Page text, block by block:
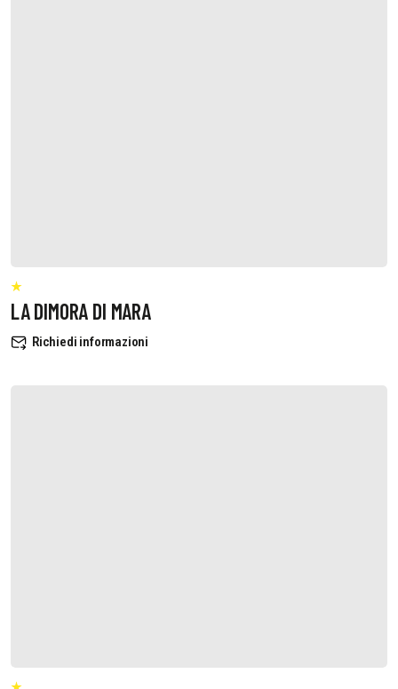
LA DIMORA DI MARA
Richiedi informazioni